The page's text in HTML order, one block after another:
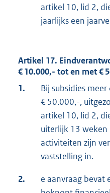
artikel 10, lid 2,
jaarlijks een
Artikel 17.
€ 10.000,- tot en met €
1.
Bij subsidies
€ 50.000,-,
artikel 10, lid 2,
uiterlijk 13 weken
activiteiten zijn
vaststelling in.
2.
e aanvraag bevat